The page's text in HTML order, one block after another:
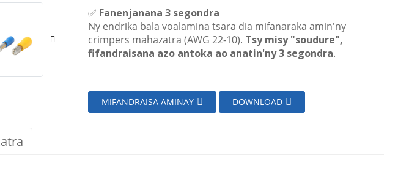
✅ Fanenjanana 3 segondra
Ny endrika bala voalamina tsara dia mifanaraka amin'ny
crimpers mahazatra (AWG 22-10). Tsy misy "soudure",
fifandraisana azo antoka ao anatin'ny 3 segondra.
MIFANDRAISA AMINAY DOWNLOAD